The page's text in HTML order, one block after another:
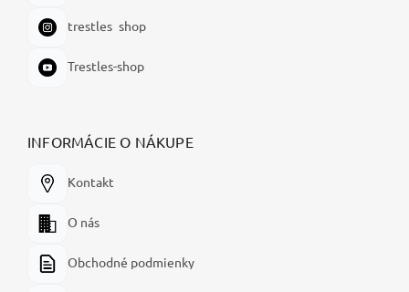
trestles_shop
Trestles-shop
INFORMÁCIE O NÁKUPE
Kontakt
O nás
Obchodné podmienky